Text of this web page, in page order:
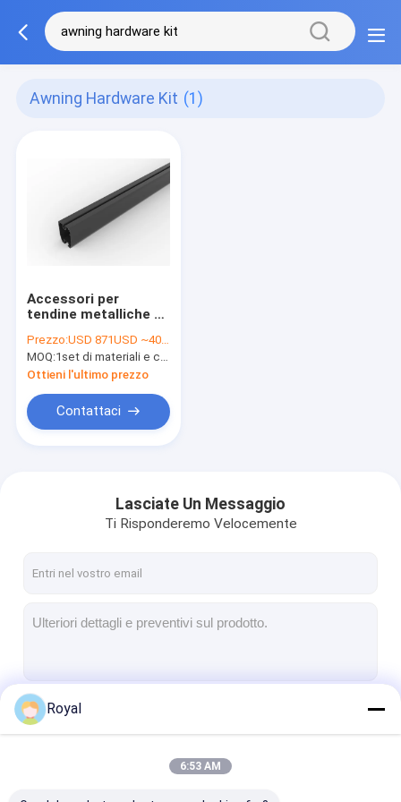
Awning Hardware Kit (1)
Accessori per
tendine metalliche su
hardware per tendine
impermeabili
Prezzo:USD 871USD ~4000USD or more based on the sizes
MOQ:1set di materiali e componenti
Ottieni l'ultimo prezzo
Contattaci
Lasciate Un Messaggio
Ti Risponderemo Velocemente
Royal
6:53 AM